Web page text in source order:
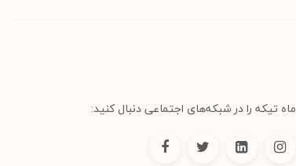
ماه تیکه را در شبکه‌های اجتماعی دنبال کنید: